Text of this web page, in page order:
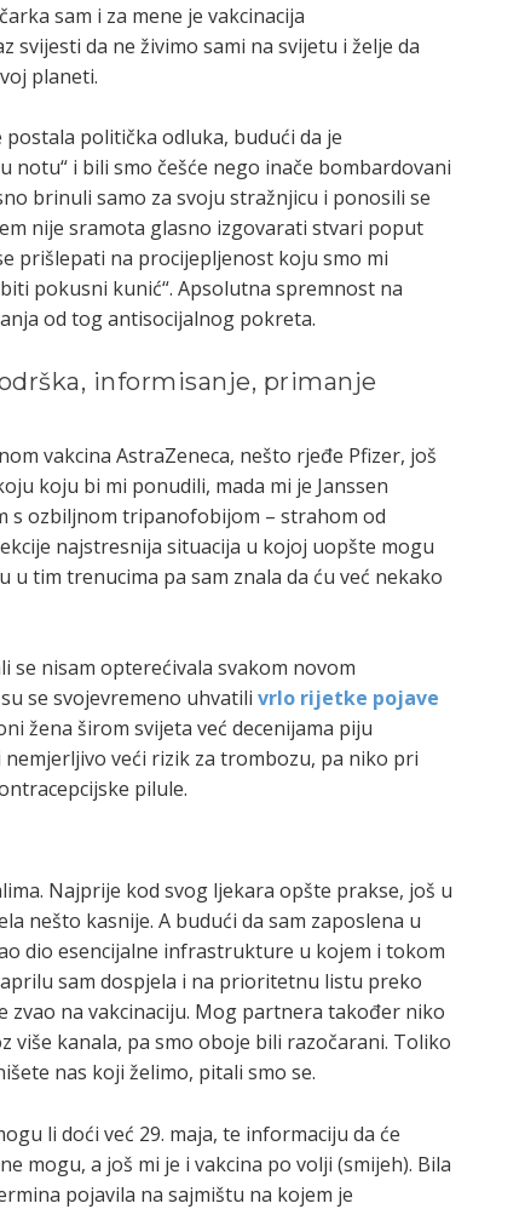
sam i za mene je vakcinacija
da ne živimo sami na svijetu i želje da
planeti.
politička odluka, budući da je
i bili smo češće nego inače bombardovani
brinuli samo za svoju stražnjicu i ponosili se
nije sramota glasno izgovarati stvari poput
prišlepati na procijepljenost koju smo mi
pokusni kunić“. Apsolutna spremnost na
od tog antisocijalnog pokreta.
informisanje, primanje
vakcina AstraZeneca, nešto rjeđe Pfizer, još
koju bi mi ponudili, mada mi je Janssen
s ozbiljnom tripanofobijom – strahom od
najstresnija situacija u kojoj uopšte mogu
tim trenucima pa sam znala da ću već nekako
se nisam opterećivala svakom novom
se svojevremeno uhvatilivrlo rijetke pojave
žena širom svijeta već decenijama piju
veći rizik za trombozu, pa niko pri
pilule.
Najprije kod svog ljekara opšte prakse, još u
nešto kasnije. A budući da sam zaposlena u
dio esencijalne infrastrukture u kojem i tokom
sam dospjela i na prioritetnu listu preko
zvao na vakcinaciju. Mog partnera također niko
više kanala, pa smo oboje bili razočarani. Toliko
nas koji želimo, pitali smo se.
li doći već 29. maja, te informaciju da će
mogu, a još mi je i vakcina po volji (smijeh). Bila
pojavila na sajmištu na kojem je